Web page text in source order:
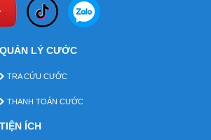
QUẢN LÝ CƯỚC
TRA CỨU CƯỚC
THANH TOÁN CƯỚC
TIỆN ÍCH